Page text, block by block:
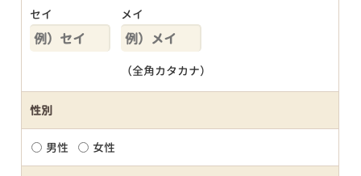
セイ メイ
（全角カタカナ）
性別
男性 女性